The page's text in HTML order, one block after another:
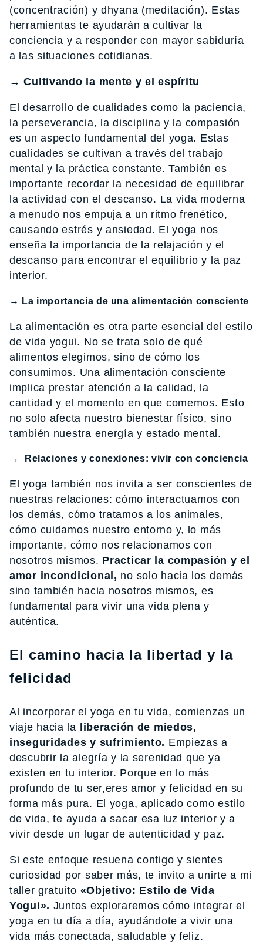
(concentración) y dhyana (meditación). Estas
herramientas te ayudarán a cultivar la
conciencia y a responder con mayor sabiduría
a las situaciones cotidianas.
→ Cultivando la mente y el espíritu
El desarrollo de cualidades como la paciencia,
la perseverancia, la disciplina y la compasión
es un aspecto fundamental del yoga. Estas
cualidades se cultivan a través del trabajo
mental y la práctica constante. También es
importante recordar la necesidad de equilibrar
la actividad con el descanso. La vida moderna
a menudo nos empuja a un ritmo frenético,
causando estrés y ansiedad. El yoga nos
enseña la importancia de la relajación y el
descanso para encontrar el equilibrio y la paz
interior.
→ La importancia de una alimentación consciente
La alimentación es otra parte esencial del estilo
de vida yogui. No se trata solo de qué
alimentos elegimos, sino de cómo los
consumimos. Una alimentación consciente
implica prestar atención a la calidad, la
cantidad y el momento en que comemos. Esto
no solo afecta nuestro bienestar físico, sino
también nuestra energía y estado mental.
→ Relaciones y conexiones: vivir con conciencia
El yoga también nos invita a ser conscientes de
nuestras relaciones: cómo interactuamos con
los demás, cómo tratamos a los animales,
cómo cuidamos nuestro entorno y, lo más
importante, cómo nos relacionamos con
nosotros mismos. Practicar la compasión y el
amor incondicional, no solo hacia los demás
sino también hacia nosotros mismos, es
fundamental para vivir una vida plena y
auténtica.
El camino hacia la libertad y la
felicidad
Al incorporar el yoga en tu vida, comienzas un
viaje hacia la
liberación de miedos,
inseguridades y sufrimiento. Empiezas a
descubrir la alegría y la serenidad que ya
existen en tu interior. Porque en lo más
profundo de tu ser,eres amor y felicidad en su
forma más pura. El yoga, aplicado como estilo
de vida, te ayuda a sacar esa luz interior y a
vivir desde un lugar de autenticidad y paz.
Si este enfoque resuena contigo y sientes
curiosidad por saber más, te invito a unirte a mi
taller gratuito «Objetivo: Estilo de Vida
Yogui». Juntos exploraremos cómo integrar el
yoga en tu día a día, ayudándote a vivir una
vida más conectada, saludable y feliz.